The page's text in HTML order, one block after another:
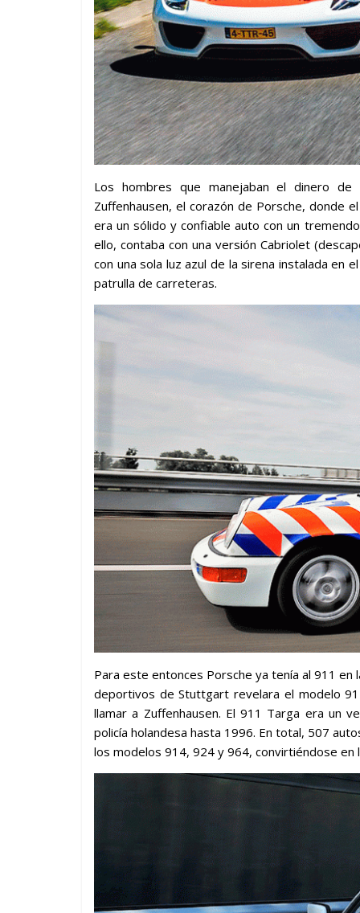
Los hombres que manejaban el dinero
Zuffenhausen, el corazón de Porsche, donde
era un sólido y confiable auto con un
ello, contaba con una versión Cabriolet
con una sola luz azul de la sirena instalada en
patrulla de carreteras.
Para este entonces Porsche ya tenía al 911
deportivos de Stuttgart revelara el modelo
llamar a Zuffenhausen. El 911 Targa era un
policía holandesa hasta 1996. En total, 507
los modelos 914, 924 y 964, convirtiéndose